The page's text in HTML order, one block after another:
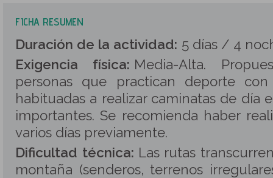
FICHA RESUMEN
Duración de la actividad: 5 días / 4
Exigencia física: Media-Alta.
personas que practican deporte
habituadas a realizar caminatas de día
importantes. Se recomienda haber
varios días previamente.
Dificultad técnica: Las rutas
montaña (senderos, terrenos